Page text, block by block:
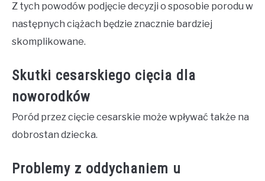
Z tych powodów podjęcie decyzji o sposobie porodu w
następnych ciążach będzie znacznie bardziej
skomplikowane.
Skutki cesarskiego cięcia dla
noworodków
Poród przez cięcie cesarskie może wpływać także na
dobrostan dziecka.
Problemy z oddychaniem u